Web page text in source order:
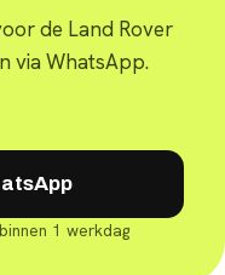
de Land Rover
via WhatsApp.
1 werkdag